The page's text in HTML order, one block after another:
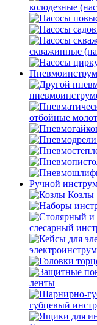
колодезные
скважинные
отбойные
Ручной
Козлы
слесарный
ленты
губцевый